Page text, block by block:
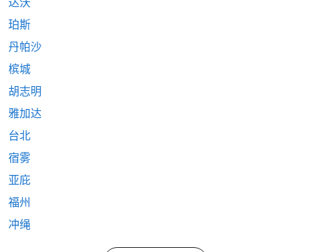
珀斯
丹帕沙
槟城
胡志明
雅加达
台北
宿雾
亚庇
福州
冲绳